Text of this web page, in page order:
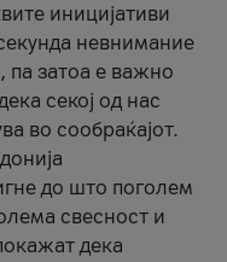
иницијативи
невнимание
па затоа е важно
секој од нас
во сообраќајот.
до што поголем
свесност и
дека